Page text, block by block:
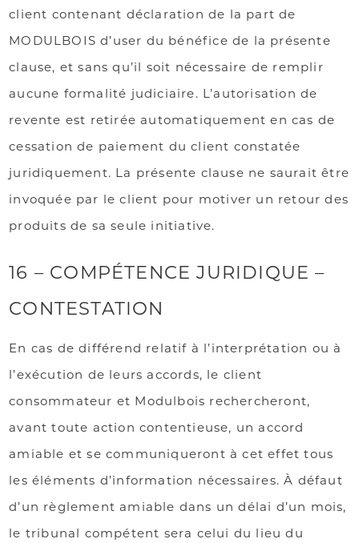
client contenant déclaration de la part de
MODULBOIS d’user du bénéfice de la présente
clause, et sans qu’il soit nécessaire de remplir
aucune formalité judiciaire. L’autorisation de
revente est retirée automatiquement en cas de
cessation de paiement du client constatée
juridiquement. La présente clause ne saurait être
invoquée par le client pour motiver un retour des
produits de sa seule initiative.
16 – COMPÉTENCE JURIDIQUE –
CONTESTATION
En cas de différend relatif à l’interprétation ou à
l’exécution de leurs accords, le client
consommateur et Modulbois rechercheront,
avant toute action contentieuse, un accord
amiable et se communiqueront à cet effet tous
les éléments d’information nécessaires. À défaut
d’un règlement amiable dans un délai d’un mois,
le tribunal compétent sera celui du lieu du